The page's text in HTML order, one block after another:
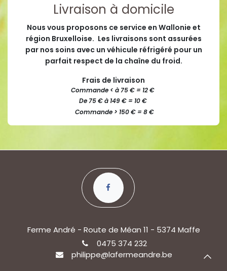
Livraison à domicile
Nous vous proposons ce service en Wallonie et
région Bruxelloise. Les livraisons sont assurées
par nos soins avec un véhicule réfrigéré pour un
parfait respect de la chaîne du froid.
Frais de livraison
Commande < à 75 € = 12 €
De 75 € à 149 € = 10 €
Commande > 150 € = 8 €
Ferme André - Route de Méan 11 - 5374 Maffe
0475 374 232
philippe@lafermeandre.be